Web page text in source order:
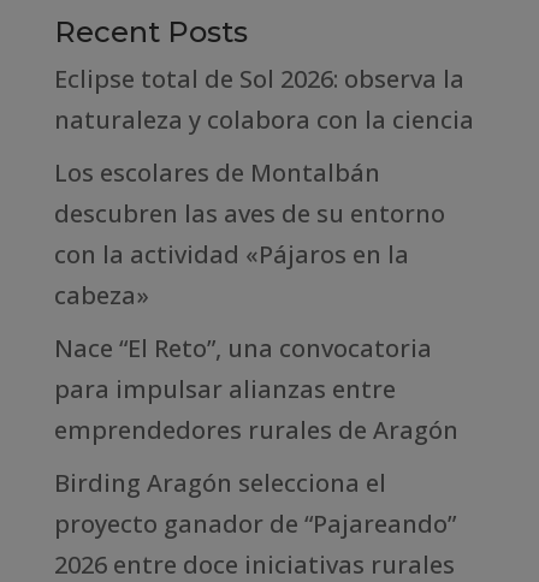
Recent Posts
Eclipse total de Sol 2026: observa la
naturaleza y colabora con la ciencia
Los escolares de Montalbán
descubren las aves de su entorno
con la actividad «Pájaros en la
cabeza»
Nace “El Reto”, una convocatoria
para impulsar alianzas entre
emprendedores rurales de Aragón
Birding Aragón selecciona el
proyecto ganador de “Pajareando”
2026 entre doce iniciativas rurales